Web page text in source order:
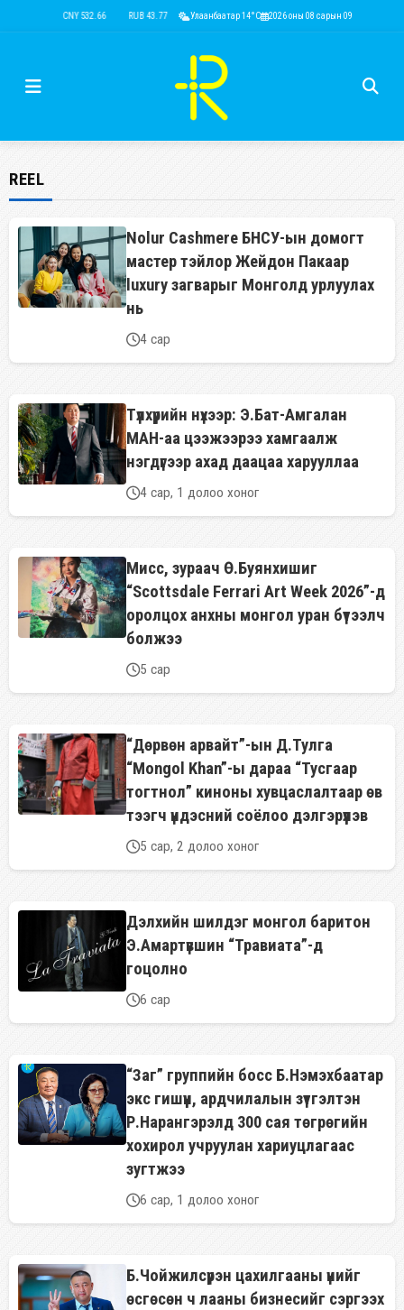
USD 3,593.87 CNY 532.66 RUB 43.77 EUR 4,141.04 KRW 2.53
Улаанбаатар 14°C 2026 оны 08 сарын 09
REEL
Nolur Cashmere БНСУ-ын домогт
мастер тэйлор Жейдон Пакаар
luxury загварыг Монголд урлуулах
нь
4 сар
Түлхүүрийн нүхээр: Э.Бат-Амгалан
МАН-аа цээжээрээ хамгаалж
нэгдүгээр ахад даацаа харууллаа
4 сар, 1 долоо хоног
Мисс, зураач Ө.Буянхишиг
“Scottsdale Ferrari Art Week 2026”-д
оролцох анхны монгол уран бүтээлч
болжээ
5 сар
“Дөрвөн арвайт”-ын Д.Тулга
“Mongol Khan”-ы дараа “Тусгаар
тогтнол” киноны хувцаслалтаар өв
тээгч үндэсний соёлоо дэлгэрүүлэв
5 сар, 2 долоо хоног
Дэлхийн шилдэг монгол баритон
Э.Амартүвшин “Травиата”-д
гоцолно
6 сар
“Заг” группийн босс Б.Нэмэхбаатар
экс гишүүн, ардчилалын зүтгэлтэн
Р.Нарангэрэлд 300 сая төгрөгийн
хохирол учруулан хариуцлагаас
зугтжээ
6 сар, 1 долоо хоног
Б.Чойжилсүрэн цахилгааны үнийг
өсгөсөн ч лааны бизнесийг сэргээх